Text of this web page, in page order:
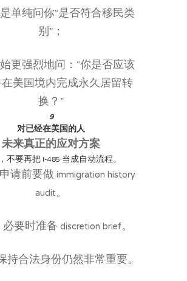
单纯问你“是否符合移民类
别”；
更强烈地问：“你是否应该
美国境内完成永久居留转
换？”
9
对已经在美国的人
未来真正的应对方案
不要再把 I-485 当成自动流程。
请前要做 immigration history
audit。
要时准备 discretion brief。
持合法身份仍然非常重要。